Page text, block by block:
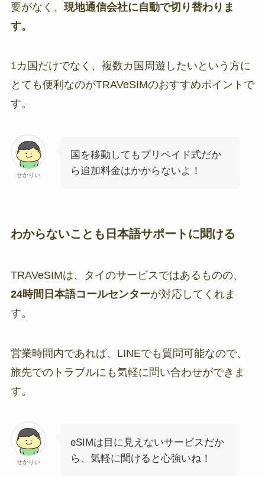
要がなく、 現地通信会社に自動で切り替わりま
す。
1カ国だけでなく、複数カ国周遊したいという方に
とても便利なのがTRAVeSIMのおすすめポイントで
す。
せかりい
国を移動してもプリペイド式だか
ら追加料金はかからないよ！
わからないことも日本語サポートに聞ける
TRAVeSIMは、タイのサービスではあるものの、
24時間日本語コールセンターが対応してくれま
す。
営業時間内であれば、LINEでも質問可能なので、
旅先でのトラブルにも気軽に問い合わせができま
す。
せかりい
eSIMは目に見えないサービスだか
ら、気軽に聞けると心強いね！